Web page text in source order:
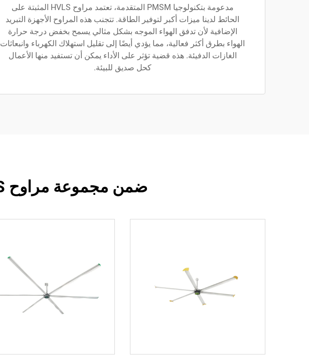
مدعومة بتكنولوجيا PMSM المتقدمة، تعتمد مراوح HVLS المثبتة على
الحائط لدينا ميزات أكبر لتوفير الطاقة. تتجنب هذه المراوح الأجهزة التبريد
الإضافية لأن تدفق الهواء الموجه بشكل مثالي يسمح بخفض درجة حرارة
الهواء بطرق أكثر فعالية، مما يؤدي أيضًا إلى تقليل استهلاك الكهرباء وانبعاثات
الغازات الدفيئة. هذه قضية تؤثر على الأداء يمكن أن تستفيد منها الأعمال
كحل صديق للبيئة.
ضمن مجموعة مراوح HVLS المثبتة على الجدران لدينا